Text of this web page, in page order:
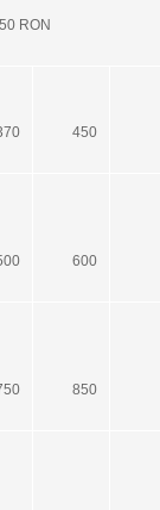
50 RON
450
600
850